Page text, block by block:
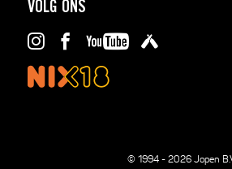
VOLG ONS
© 1994 - 2026 Jopen